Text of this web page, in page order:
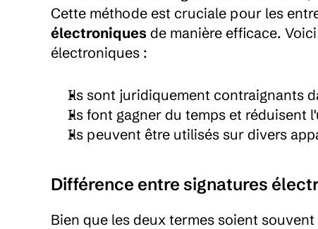
Cette méthode est cruciale pour les
électroniques de manière efficace.
électroniques :
Ils sont juridiquement contraignants
Ils font gagner du temps et réduisent
Ils peuvent être utilisés sur divers
Différence entre signatures
Bien que les deux termes soient